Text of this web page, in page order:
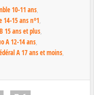
10-11 ans
14-15 ans n°1
15 ans et plus
A 12-14 ans
A 17 ans et moins